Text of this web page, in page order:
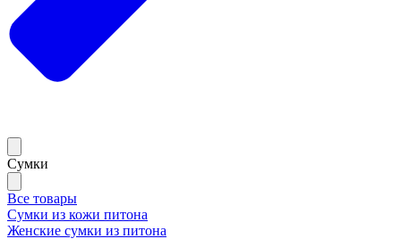
Сумки
Все товары
Сумки из кожи питона
Женские сумки из питона